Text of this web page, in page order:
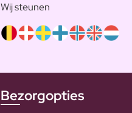
Wij steunen
Bezorgopties